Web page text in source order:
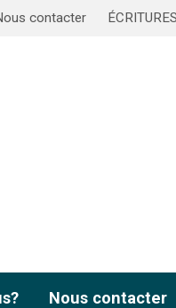
contacter
Nous contacter